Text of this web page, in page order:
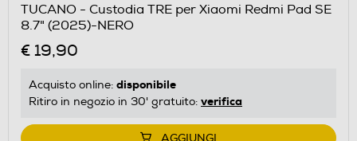
TUCANO - Custodia TRE per Xiaomi Redmi Pad SE
8.7" (2025)-NERO
€ 19,90
Acquisto online: disponibile
Ritiro in negozio in 30' gratuito: verifica
AGGIUNGI